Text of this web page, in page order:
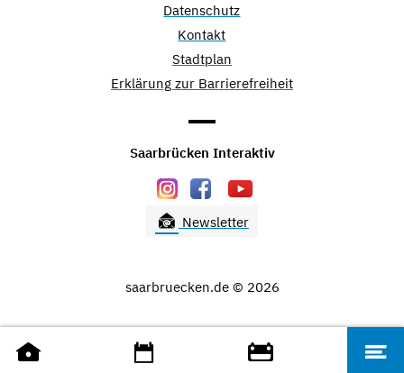
Datenschutz
Kontakt
Stadtplan
Erklärung zur Barrierefreiheit
Saarbrücken Interaktiv
Newsletter
saarbruecken.de © 2026